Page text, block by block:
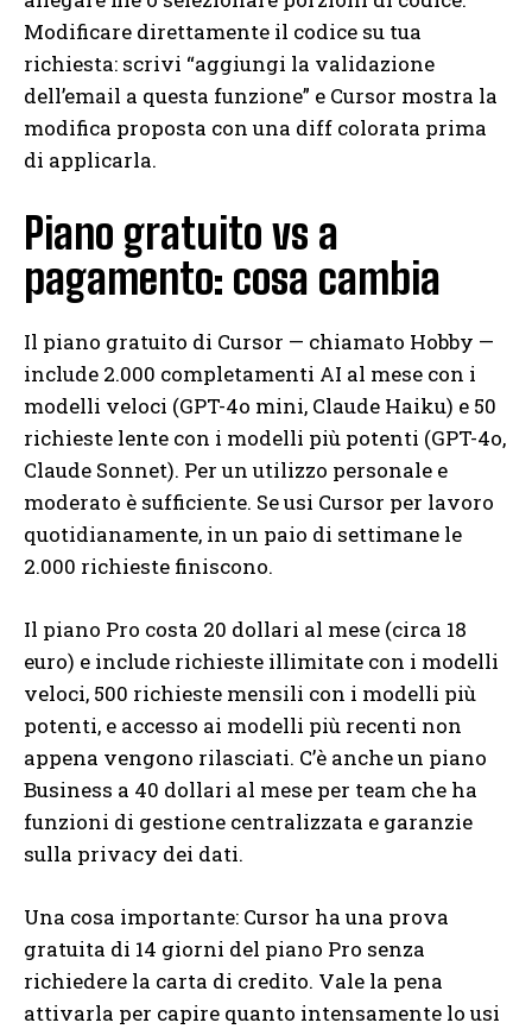
Modificare direttamente il codice su tua
richiesta: scrivi “aggiungi la validazione
dell’email a questa funzione” e Cursor mostra la
modifica proposta con una diff colorata prima
di applicarla.
Piano gratuito vs a
pagamento: cosa cambia
Il piano gratuito di Cursor — chiamato Hobby —
include 2.000 completamenti AI al mese con i
modelli veloci (GPT-4o mini, Claude Haiku) e 50
richieste lente con i modelli più potenti (GPT-4o,
Claude Sonnet). Per un utilizzo personale e
moderato è sufficiente. Se usi Cursor per lavoro
quotidianamente, in un paio di settimane le
2.000 richieste finiscono.
Il piano Pro costa 20 dollari al mese (circa 18
euro) e include richieste illimitate con i modelli
veloci, 500 richieste mensili con i modelli più
potenti, e accesso ai modelli più recenti non
appena vengono rilasciati. C’è anche un piano
Business a 40 dollari al mese per team che ha
funzioni di gestione centralizzata e garanzie
sulla privacy dei dati.
Una cosa importante: Cursor ha una prova
gratuita di 14 giorni del piano Pro senza
richiedere la carta di credito. Vale la pena
attivarla per capire quanto intensamente lo usi